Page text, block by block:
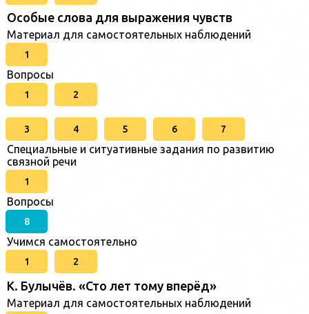
Особые слова для выражения чувств
Материал для самостоятельных наблюдений
1
Вопросы
1 2
3 4 5 6 7
Специальные и ситуативные задания по развитию
связной речи
1
Вопросы
8
Учимся самостоятельно
1 2
К. Булычёв. «Сто лет тому вперёд»
Материал для самостоятельных наблюдений